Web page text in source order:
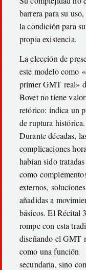
barrera para su
la condición para su
propia existencia.
La elección de
este modelo como
primer GMT real»
Bovet no tiene valor
retórico: indica un
de ruptura histórica.
Durante décadas,
complicaciones
habían sido tratadas
como
externos, soluciones
añadidas a
básicos. El Récital
rompe con esta
diseñando el GMT
como una función
secundaria, sino